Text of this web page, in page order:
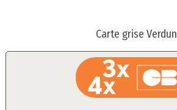
Carte grise Verdun